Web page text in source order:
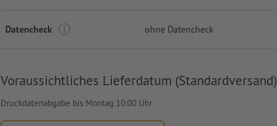
Datencheck ohne Datencheck
Voraussichtliches Lieferdatum (Standardversand)
Druckdatenabgabe bis Montag 10:00 Uhr